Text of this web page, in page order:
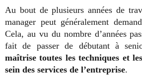
Au bout de plusieurs années de
manager peut généralement
Cela, au vu du nombre d’années
fait de passer de débutant à
maîtrise toutes les techniques et
sein des services de l’entreprise.